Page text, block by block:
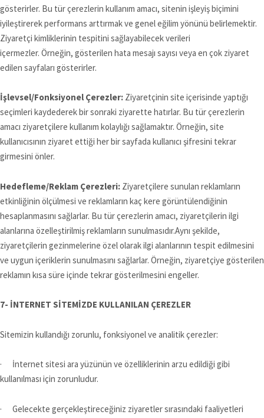
gösterirler. Bu tür çerezlerin kullanım amacı, sitenin işleyiş biçimini
iyileştirerek performans arttırmak ve genel eğilim yönünü belirlemektir.
Ziyaretçi kimliklerinin tespitini sağlayabilecek verileri
içermezler. Örneğin, gösterilen hata mesajı sayısı veya en çok ziyaret
edilen sayfaları gösterirler.
İşlevsel/Fonksiyonel Çerezler: Ziyaretçinin site içerisinde yaptığı
seçimleri kaydederek bir sonraki ziyarette hatırlar. Bu tür çerezlerin
amacı ziyaretçilere kullanım kolaylığı sağlamaktır. Örneğin, site
kullanıcısının ziyaret ettiği her bir sayfada kullanıcı şifresini tekrar
girmesini önler.
Hedefleme/Reklam Çerezleri: Ziyaretçilere sunulan reklamların
etkinliğinin ölçülmesi ve reklamların kaç kere görüntülendiğinin
hesaplanmasını sağlarlar. Bu tür çerezlerin amacı, ziyaretçilerin ilgi
alanlarına özelleştirilmiş reklamların sunulmasıdır.Aynı şekilde,
ziyaretçilerin gezinmelerine özel olarak ilgi alanlarının tespit edilmesini
ve uygun içeriklerin sunulmasını sağlarlar. Örneğin, ziyaretçiye gösterilen
reklamın kısa süre içinde tekrar gösterilmesini engeller.
7- İNTERNET SİTEMİZDE KULLANILAN ÇEREZLER
Sitemizin kullandığı zorunlu, fonksiyonel ve analitik çerezler:
· İnternet sitesi ara yüzünün ve özelliklerinin arzu edildiği gibi
kullanılması için zorunludur.
· Gelecekte gerçekleştireceğiniz ziyaretler sırasındaki faaliyetleri